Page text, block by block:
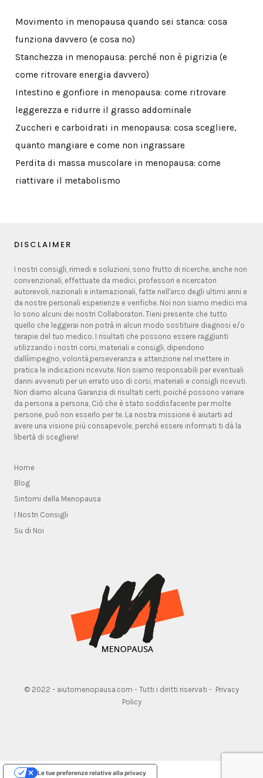
Movimento in menopausa quando sei stanca: cosa
funziona davvero (e cosa no)
Stanchezza in menopausa: perché non è pigrizia (e
come ritrovare energia davvero)
Intestino e gonfiore in menopausa: come ritrovare
leggerezza e ridurre il grasso addominale
Zuccheri e carboidrati in menopausa: cosa scegliere,
quanto mangiare e come non ingrassare
Perdita di massa muscolare in menopausa: come
riattivare il metabolismo
DISCLAIMER
I nostri consigli, rimedi e soluzioni, sono frutto di ricerche, anche non
convenzionali, effettuate da medici, professori e ricercatori
autorevoli, nazionali e internazionali, fatte nell'arco degli ultimi anni e
da nostre personali esperienze e verifiche. Noi non siamo medici ma
lo sono alcuni dei nostri Collaboratori. Tieni presente che tutto
quello che leggerai non potrà in alcun modo sostituire diagnosi e/o
terapie del tuo medico. I risultati che possono essere raggiunti
utilizzando i nostri corsi, materiali e consigli, dipendono
dallíimpegno, volontà,perseveranza e attenzione nel mettere in
pratica le indicazioni ricevute. Non siamo responsabili per eventuali
danni avvenuti per un errato uso di corsi, materiali e consigli ricevuti.
Non diamo alcuna Garanzia di risultati certi, poiché possono variare
da persona a persona, Ciò che è stato soddisfacente per molte
persone, può non esserlo per te. La nostra missione è aiutarti ad
avere una visione più consapevole, perché essere informati ti dà la
libertà di scegliere!
Home
Blog
Sintomi della Menopausa
I Nostri Consigli
Su di Noi
© 2022 - aiutomenopausa.com - Tutti i diritti riservati - Privacy
Policy
Le tue preferenze relative alla privacy